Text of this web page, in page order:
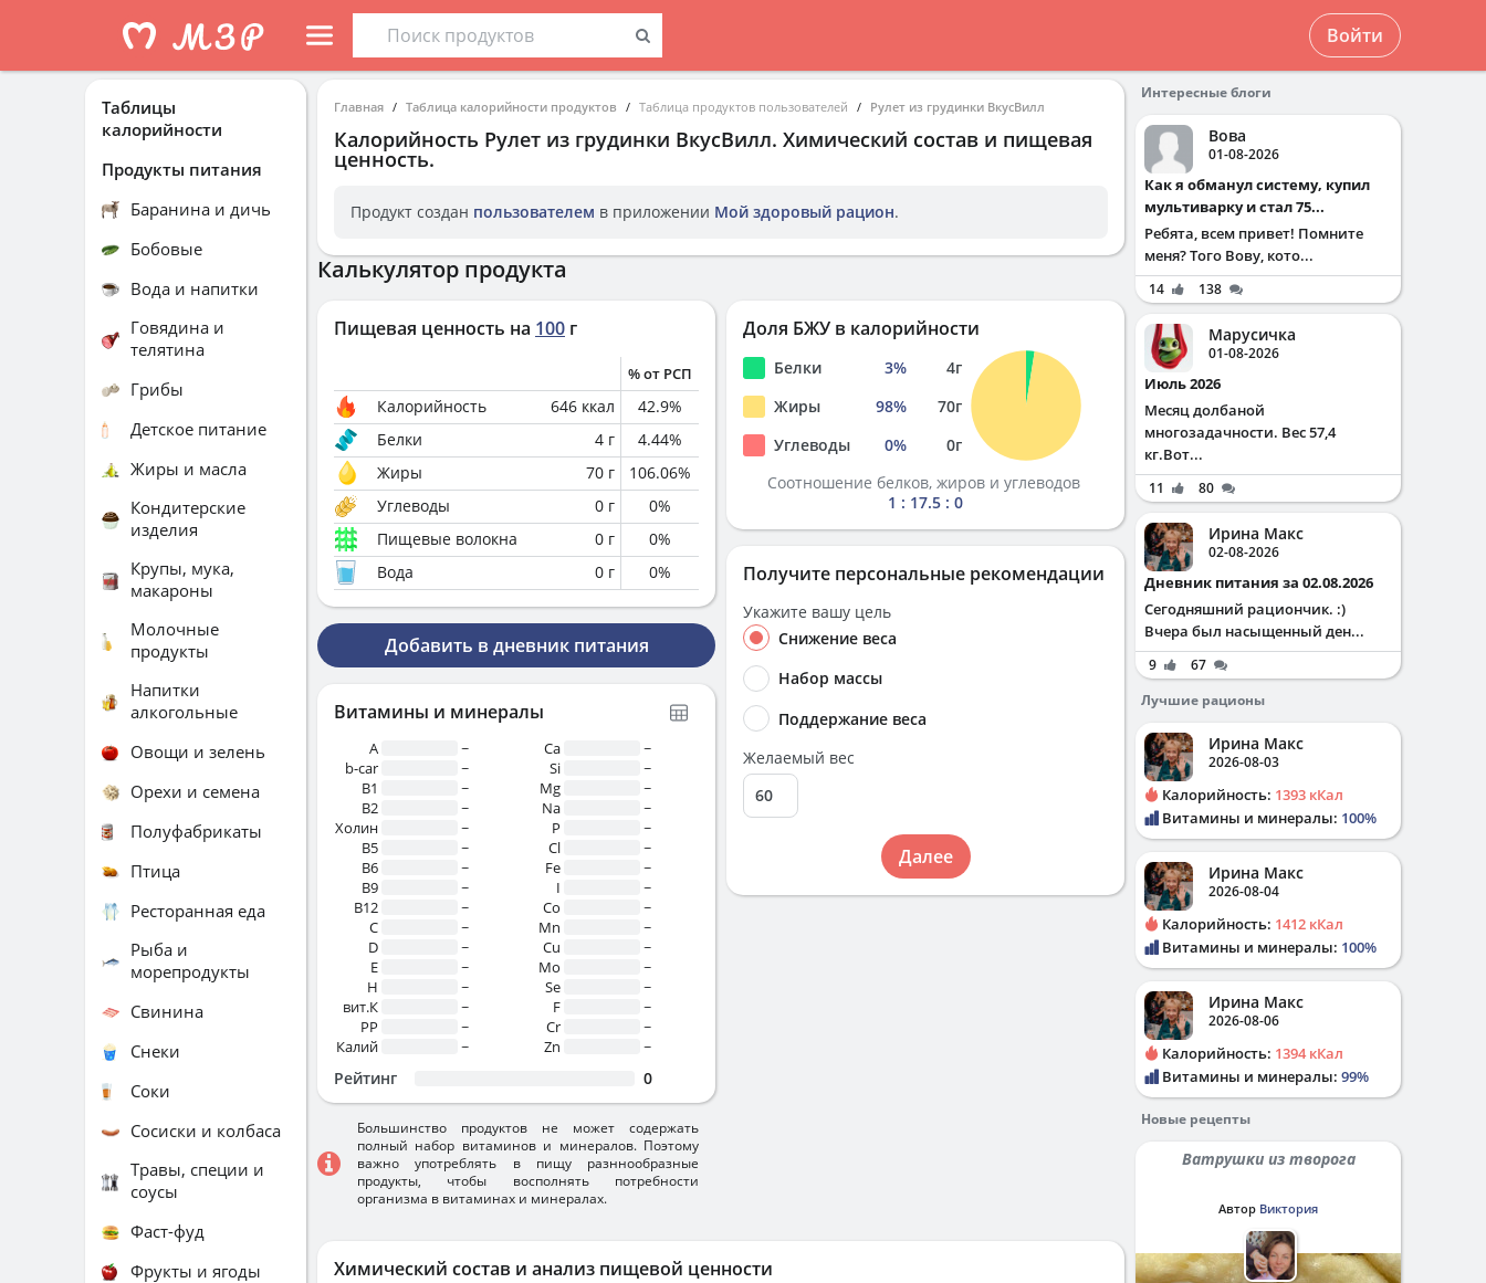
Войти
Главная Таблица калорийности продуктов Таблица продуктов пользователей Рулет из грудинки ВкусВилл
Калорийность Рулет из грудинки ВкусВилл. Химический состав и пищевая
ценность.
Продукт создан пользователем в приложении Мой здоровый рацион.
Химический состав и анализ пищевой ценности
Калькулятор продукта
Пищевая ценность на 100 г
% от РСП
Калорийность 646 ккал 42.9%
Белки
4 г 4.44%
Жиры
70 г 106.06%
Углеводы
0 г 0%
Пищевые волокна
0 г 0%
Вода
0 г 0%
Добавить в дневник питания
Витамины и минералы
A
~
b-car
~
В1
~
B2
~
Холин
~
B5
~
B6
~
B9
~
B12
~
C
~
D
~
E
~
H
~
вит.К
~
PP
~
Калий
~
Ca
~
Si
~
Mg
~
Na
~
P
~
Cl
~
Fe
~
I
~
Co
~
Mn
~
Cu
~
Mo
~
Se
~
F
~
Cr
~
Zn
~
Рейтинг 0
Большинство продуктов не может содержать
полный набор витаминов и минералов. Поэтому
важно употреблять в пищу разннообразные
продукты, чтобы восполнять потребности
организма в витаминах и минералах.
Доля БЖУ в калорийности
Белки 3% 4г
Жиры
98% 70г
Углеводы
0% 0г
Соотношение белков, жиров и углеводов
1 : 17.5 : 0
Получите персональные рекомендации
Укажите вашу цель
Снижение веса
Набор массы
Поддержание веса
Желаемый вес
Далее
Таблицы
калорийности
Продукты питания
Баранина и дичь
Бобовые
Вода и напитки
Говядина и
телятина
Грибы
Детское питание
Жиры и масла
Кондитерские
изделия
Крупы, мука,
макароны
Молочные
продукты
Напитки
алкогольные
Овощи и зелень
Орехи и семена
Полуфабрикаты
Птица
Ресторанная еда
Рыба и
морепродукты
Свинина
Снеки
Соки
Сосиски и колбаса
Травы, специи и
соусы
Фаст-фуд
Фрукты и ягоды
Интересные блоги
Вова
01-08-2026
Как я обманул систему, купил
мультиварку и стал 75...
Ребята, всем привет! Помните
меня? Того Вову, кото...
14 138
Марусичка
01-08-2026
Июль 2026
Месяц долбаной
многозадачности. Вес 57,4
кг.Вот...
11 80
Ирина Макс
02-08-2026
Дневник питания за 02.08.2026
Сегодняшний рациончик. :)
Вчера был насыщенный ден...
9
67
Лучшие рационы
Ирина Макс
2026-08-03
Калорийность: 1393 кКал
Витамины и минералы: 100%
Ирина Макс
2026-08-04
Калорийность: 1412 кКал
Витамины и минералы: 100%
Ирина Макс
2026-08-06
Калорийность: 1394 кКал
Витамины и минералы: 99%
Новые рецепты
Ватрушки из творога
Автор Виктория